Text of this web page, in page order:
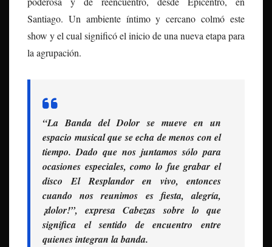
Santiago. Un ambiente íntimo y cercano colmó este
show y el cual significó el inicio de una nueva etapa para
la agrupación.
“La Banda del Dolor se mueve en un
espacio musical que se echa de menos con el
tiempo. Dado que nos juntamos sólo para
ocasiones especiales, como lo fue grabar el
discoEl Resplandor en vivo, entonces
cuando nos reunimos es fiesta, alegría,
¡dolor!”, expresa Cabezas sobre lo que
significa el sentido de encuentro entre
quienes integran la banda.